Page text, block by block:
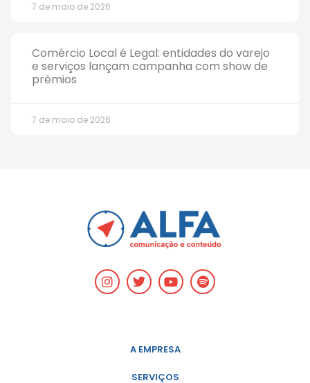
7 de maio de 2026
Comércio Local é Legal: entidades do varejo
e serviços lançam campanha com show de
prêmios
7 de maio de 2026
A EMPRESA
SERVIÇOS